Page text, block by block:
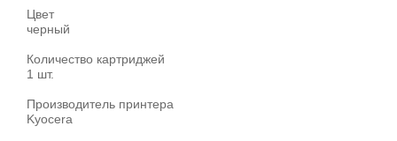
Цвет
черный
Количество картриджей
1 шт.
Производитель принтера
Kyocera